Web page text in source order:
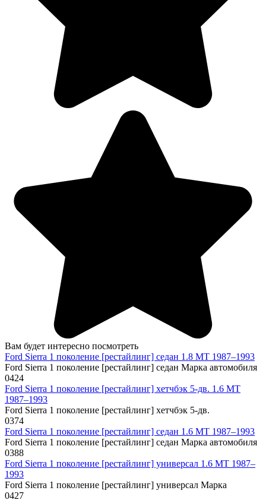
Вам будет интересно посмотреть
Ford Sierra 1 поколение [рестайлинг] седан 1.8 MT 1987–1993
Ford Sierra 1 поколение [рестайлинг] седан Марка автомобиля
0424
Ford Sierra 1 поколение [рестайлинг] хетчбэк 5-дв. 1.6 MT
1987–1993
Ford Sierra 1 поколение [рестайлинг] хетчбэк 5-дв.
0374
Ford Sierra 1 поколение [рестайлинг] седан 1.6 MT 1987–1993
Ford Sierra 1 поколение [рестайлинг] седан Марка автомобиля
0388
Ford Sierra 1 поколение [рестайлинг] универсал 1.6 MT 1987–
1993
Ford Sierra 1 поколение [рестайлинг] универсал Марка
0427